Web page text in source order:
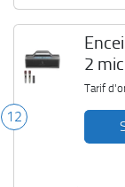
12
2
Tarif